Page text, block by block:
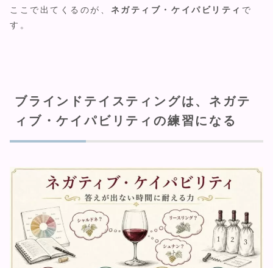
ここで出てくるのが、 ネガティブ・ケイパビリティ で
す。
ブラインドテイスティングは、ネガテ
ィブ・ケイパビリティの練習になる